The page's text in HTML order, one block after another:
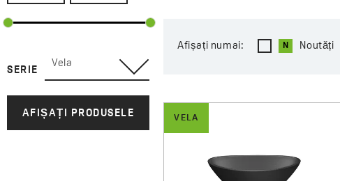
SERIE
Vela
AFIȘAȚI PRODUSELE
Afișați numai: Noutăți
VELA